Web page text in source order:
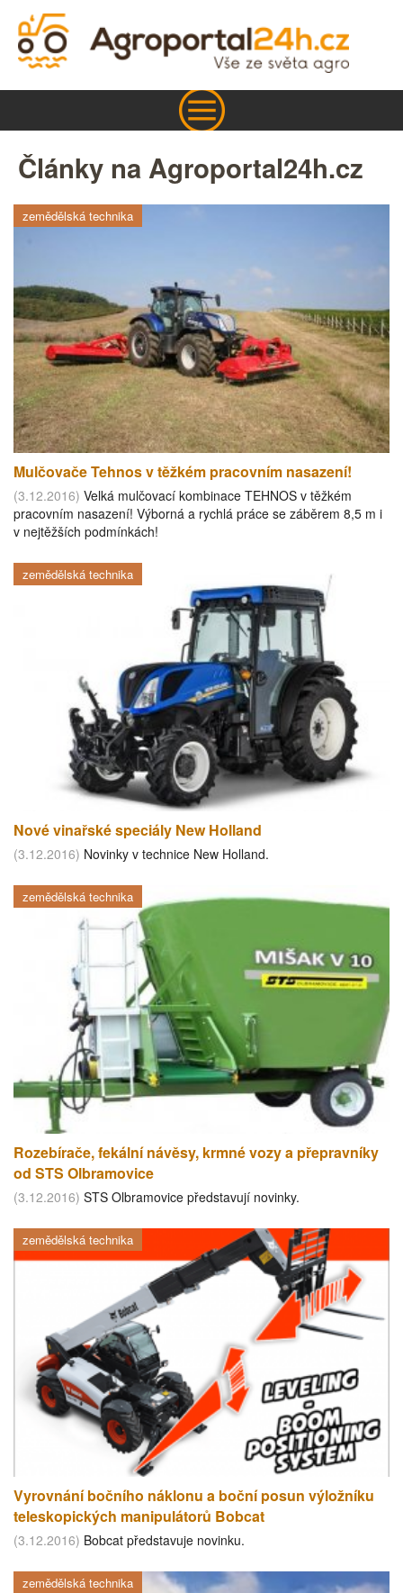
Články na Agroportal24h.cz
zemědělská technika
Mulčovače Tehnos v těžkém pracovním nasazení!
(3.12.2016) Velká mulčovací kombinace TEHNOS v těžkém
pracovním nasazení! Výborná a rychlá práce se záběrem 8,5 m i
v nejtěžších podmínkách!
zemědělská technika
Nové vinařské speciály New Holland
(3.12.2016) Novinky v technice New Holland.
zemědělská technika
Rozebírače, fekální návěsy, krmné vozy a přepravníky
od STS Olbramovice
(3.12.2016) STS Olbramovice představují novinky.
zemědělská technika
Vyrovnání bočního náklonu a boční posun výložníku
teleskopických manipulátorů Bobcat
(3.12.2016) Bobcat představuje novinku.
zemědělská technika